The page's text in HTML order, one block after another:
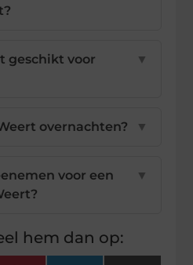
geschikt voor
▼
overnachten? ▼
voor een
▼
hem dan op: